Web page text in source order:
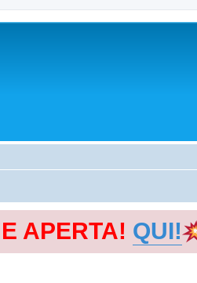
APERTA! QUI!